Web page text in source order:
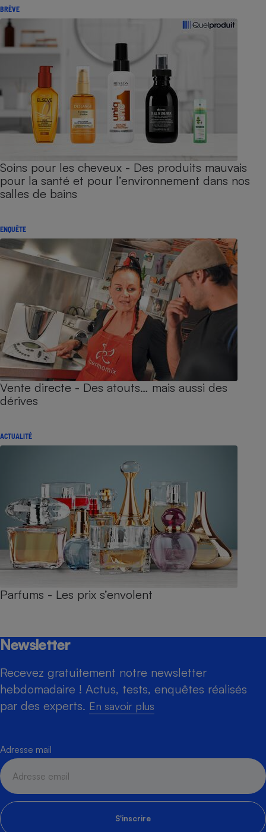
BRÈVE
Soins pour les cheveux - Des produits mauvais
pour la santé et pour l’environnement dans nos
salles de bains
ENQUÊTE
Vente directe - Des atouts… mais aussi des
dérives
ACTUALITÉ
Parfums - Les prix s’envolent
Newsletter
Recevez gratuitement notre newsletter
hebdomadaire ! Actus, tests, enquêtes réalisés
par des experts. En savoir plus
Adresse mail
S'inscrire